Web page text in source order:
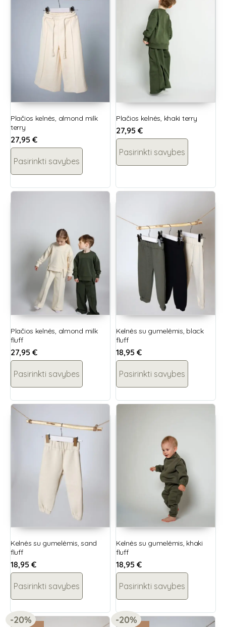
Plačios kelnės, almond milk
terry
27,95 €
Pasirinkti savybes
Plačios kelnės, khaki terry
27,95 €
Pasirinkti savybes
Plačios kelnės, almond milk
fluff
27,95 €
Pasirinkti savybes
Kelnės su gumelėmis, black
fluff
18,95 €
Pasirinkti savybes
Kelnės su gumelėmis, sand
fluff
18,95 €
Pasirinkti savybes
Kelnės su gumelėmis, khaki
fluff
18,95 €
Pasirinkti savybes
-20% -20%